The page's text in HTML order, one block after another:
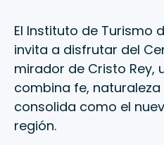
El Instituto de Turismo
invita a disfrutar del
mirador de Cristo Rey,
combina fe,
consolida como el
región.